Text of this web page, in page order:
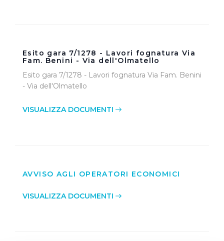
Esito gara 7/1278 - Lavori fognatura Via
Fam. Benini - Via dell'Olmatello
Esito gara 7/1278 - Lavori fognatura Via Fam. Benini
- Via dell'Olmatello
VISUALIZZA DOCUMENTI
AVVISO AGLI OPERATORI ECONOMICI
VISUALIZZA DOCUMENTI